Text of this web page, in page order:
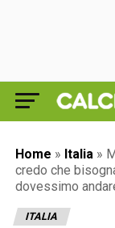
Home » Italia »
credo che
dovessimo
ITALIA